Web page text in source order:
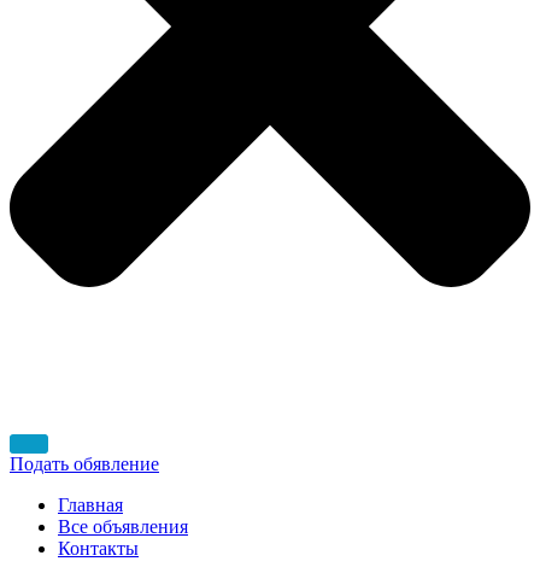
Подать обявление
Главная
Все объявления
Контакты